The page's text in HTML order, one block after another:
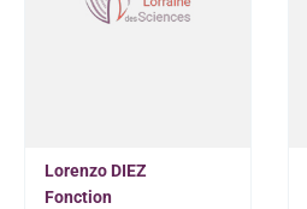
Lorenzo DIEZ
Fonction